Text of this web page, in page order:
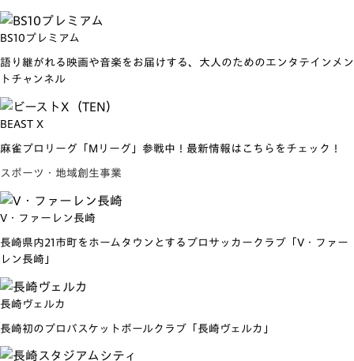
BS10プレミアム
語り継がれる映画や音楽をお届けする、大人のためのエンタテインメン
トチャンネル
BEAST X
麻雀プロリーグ「Mリーグ」参戦中！最新情報はこちらをチェック！
スポーツ・地域創生事業
V・ファーレン長崎
長崎県内21市町をホームタウンとするプロサッカークラブ「V・ファー
レン長崎」
長崎ヴェルカ
長崎初のプロバスケットボールクラブ「長崎ヴェルカ」